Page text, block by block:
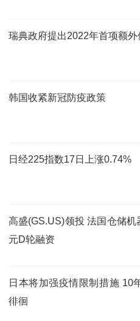
瑞典政府提出2022年首项额外
韩国收紧新冠防疫政策
日经225指数17日上涨0.74%
高盛(GS.US)领投 法国仓储
元D轮融资
日本将加强疫情限制措施 10
徘徊